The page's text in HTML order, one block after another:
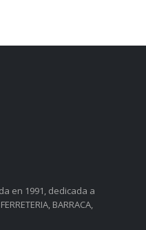
en 1991, dedicada a
BARRACA,